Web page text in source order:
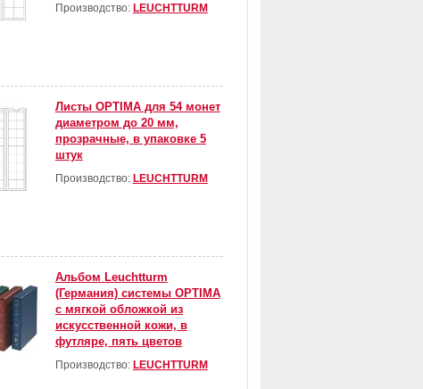
Производство: LEUCHTTURM
Листы OPTIMA для 54 монет
диаметром до 20 мм,
прозрачные, в упаковке 5
штук
Производство: LEUCHTTURM
Альбом Leuchtturm
(Германия) системы OPTIMA
с мягкой обложкой из
искусственной кожи, в
футляре, пять цветов
Производство: LEUCHTTURM